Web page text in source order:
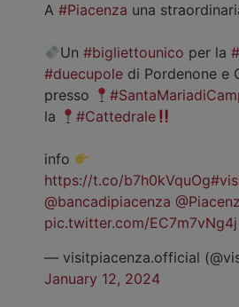
A #Piacenza una
Un#bigliettounico per la
#duecupole di Pordenone e
presso
la
#Cattedrale
info
https://t.co/b7h0kVquOg
@bancadipiacenza
pic.twitter.com/EC7m7vNg4j
— visitpiacenza.official
January 12, 2024